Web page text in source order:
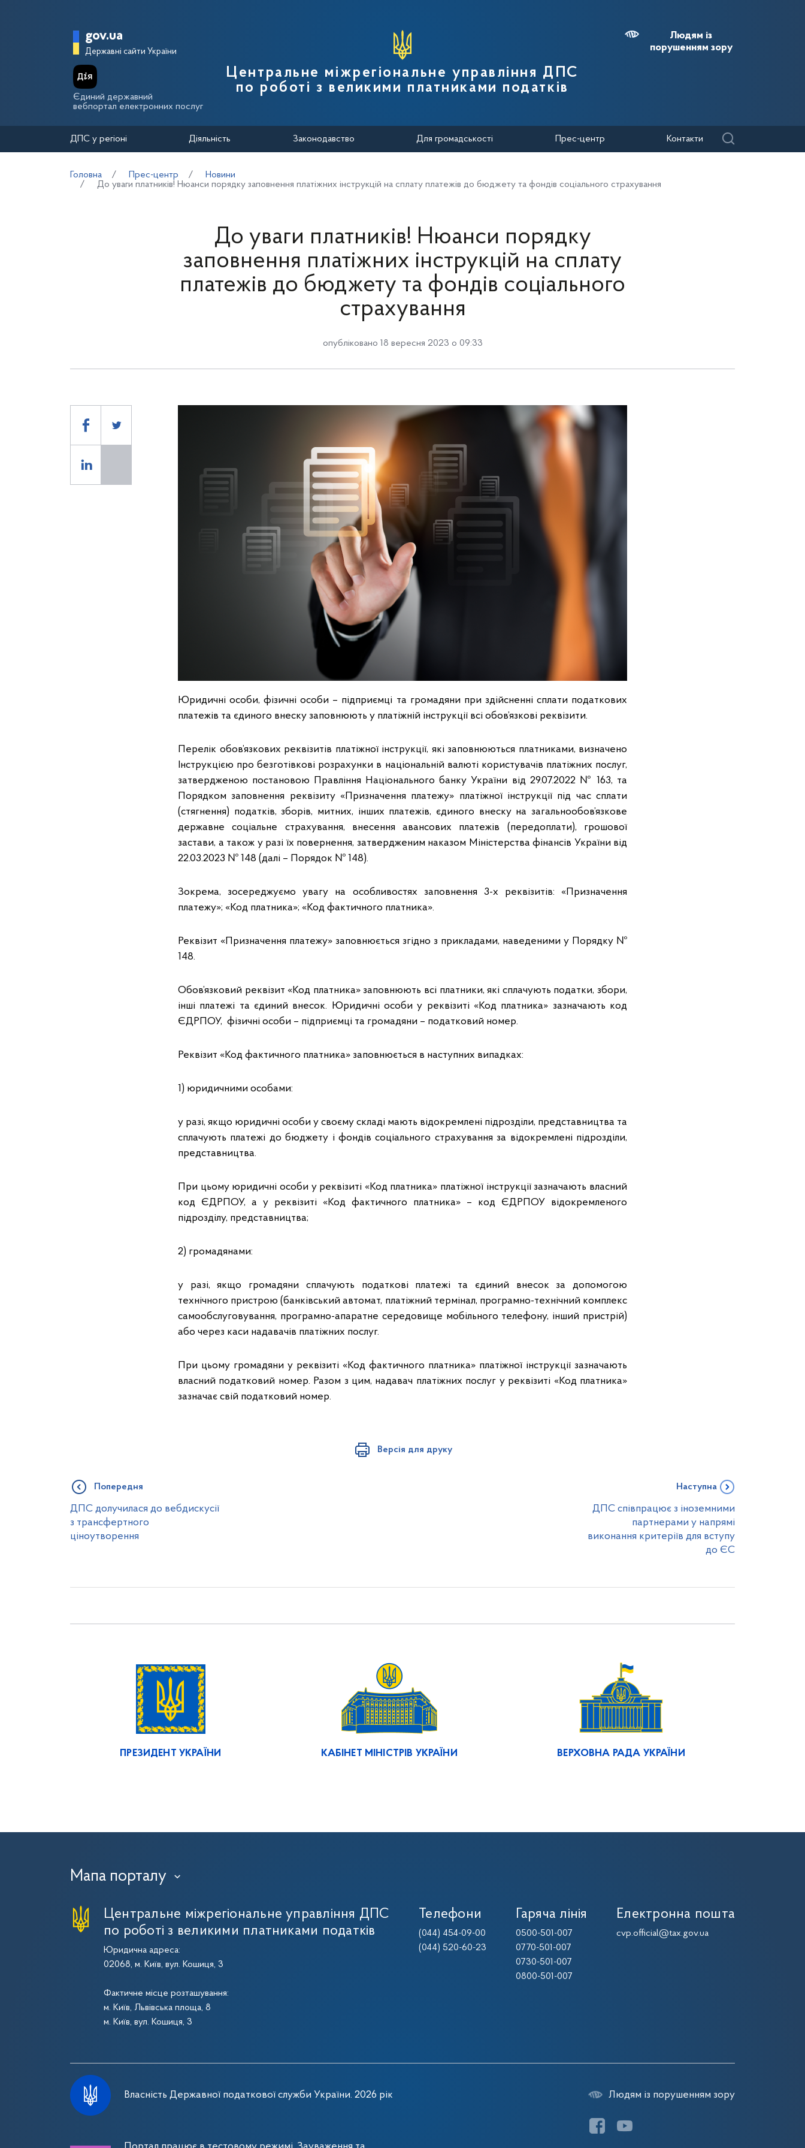
Головна сторінка Державної податкової служби України
gov.ua
Державні сайти України
Єдиний державний
вебпортал електронних послуг
Центральне міжрегіональне управління ДПС
по роботі з великими платниками податків
Людям із
порушенням зору
ДПС у регіоні Діяльність Законодавство Для громадськості Прес-центр Контакти
Головна Прес-центр
Новини
До уваги платників! Нюанси порядку заповнення платіжних інструкцій на сплату платежів до бюджету та фондів соціального страхування
До уваги платників! Нюанси порядку
заповнення платіжних інструкцій на сплату
платежів до бюджету та фондів соціального
страхування
опубліковано 18 вересня 2023 о 09:33
Юридичні особи, фізичні особи – підприємці та громадяни при здійсненні сплати податкових
платежів та єдиного внеску заповнюють у платіжній інструкції всі обов’язкові реквізити.
Перелік обов’язкових реквізитів платіжної інструкції, які заповнюються платниками, визначено
Інструкцією про безготівкові розрахунки в національній валюті користувачів платіжних послуг,
затвердженою постановою Правління Національного банку України від 29.07.2022 № 163, та
Порядком заповнення реквізиту «Призначення платежу» платіжної інструкції під час сплати
(стягнення) податків, зборів, митних, інших платежів, єдиного внеску на загальнообов’язкове
державне соціальне страхування, внесення авансових платежів (передоплати), грошової
застави, а також у разі їх повернення, затвердженим наказом Міністерства фінансів України від
22.03.2023 № 148 (далі – Порядок № 148).
Зокрема, зосереджуємо увагу на особливостях заповнення 3-х реквізитів: «Призначення
платежу»; «Код платника»; «Код фактичного платника».
Реквізит «Призначення платежу» заповнюється згідно з прикладами, наведеними у Порядку №
148.
Обов’язковий реквізит «Код платника» заповнюють всі платники, які сплачують податки, збори,
інші платежі та єдиний внесок. Юридичні особи у реквізиті «Код платника» зазначають код
ЄДРПОУ, фізичні особи – підприємці та громадяни – податковий номер.
Реквізит «Код фактичного платника» заповнюється в наступних випадках:
1) юридичними особами:
у разі, якщо юридичні особи у своєму складі мають відокремлені підрозділи, представництва та
сплачують платежі до бюджету і фондів соціального страхування за відокремлені підрозділи,
представництва.
При цьому юридичні особи у реквізиті «Код платника» платіжної інструкції зазначають власний
код ЄДРПОУ, а у реквізиті «Код фактичного платника» – код ЄДРПОУ відокремленого
підрозділу, представництва;
2) громадянами:
у разі, якщо громадяни сплачують податкові платежі та єдиний внесок за допомогою
технічного пристрою (банківський автомат, платіжний термінал, програмно-технічний комплекс
самообслуговування, програмно-апаратне середовище мобільного телефону, інший пристрій)
або через каси надавачів платіжних послуг.
При цьому громадяни у реквізиті «Код фактичного платника» платіжної інструкції зазначають
власний податковий номер. Разом з цим, надавач платіжних послуг у реквізиті «Код платника»
зазначає свій податковий номер.
Версія для друку
Попередня
ДПС долучилася до вебдискусії
з трансфертного
ціноутворення
Наступна
ДПС співпрацює з іноземними
партнерами у напрямі
виконання критеріїв для вступу
до ЄС
ПРЕЗИДЕНТ УКРАЇНИ КАБІНЕТ МІНІСТРІВ УКРАЇНИ ВЕРХОВНА РАДА УКРАЇНИ
Мапа порталу ›
Центральне міжрегіональне управління ДПС
по роботі з великими платниками податків
Юридична адреса:
02068, м. Київ, вул. Кошиця, 3
Фактичне місце розташування:
м. Київ, Львівська площа, 8
м. Київ, вул. Кошиця, 3
Телефони
(044) 454-09-00
(044) 520-60-23
Гаряча лінія
0500-501-007
0770-501-007
0730-501-007
0800-501-007
Електронна пошта
cvp.official@tax.gov.ua
Власність Державної податкової служби України. 2026 рік Людям із порушенням зору